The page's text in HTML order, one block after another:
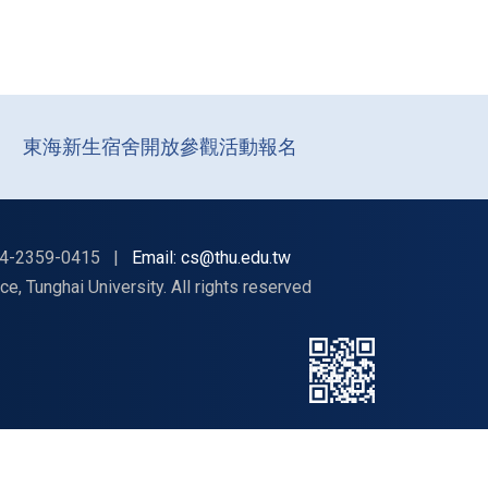
東海新生宿舍開放參觀活動報名
2359-0415 |
Email: cs@thu.edu.tw
Tunghai University. All rights reserved